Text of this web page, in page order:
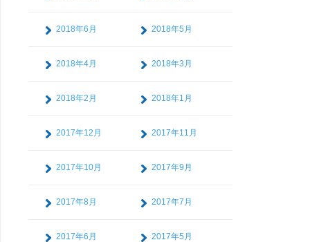
2018年6月 2018年5月
2018年4月 2018年3月
2018年2月 2018年1月
2017年12月 2017年11月
2017年10月 2017年9月
2017年8月 2017年7月
2017年6月 2017年5月